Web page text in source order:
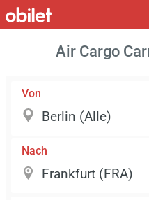
Air Cargo
Von
Nach